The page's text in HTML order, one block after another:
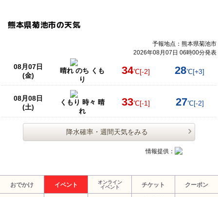
熊本県菊池市の天気
予報地点：熊本県菊池市
2026年08月07日 06時00分発表
08月07日
(金)
晴れ のち くも
り
34℃[-2] 28℃[+3]
08月08日
(土)
くもり 時々 晴
れ
33℃[-1] 27℃[-2]
降水確率・週間天気をみる
情報提供：
おでかけ イベント
オンライン
イベント
チケット クーポン